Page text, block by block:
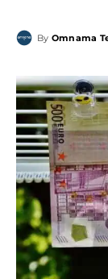
By Omnama